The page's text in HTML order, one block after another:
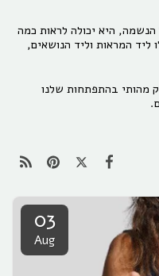
היא יכולה לראות כמה
המראות וליד הנושאים,
מהותי בהתפתחות שלנו
03
Aug